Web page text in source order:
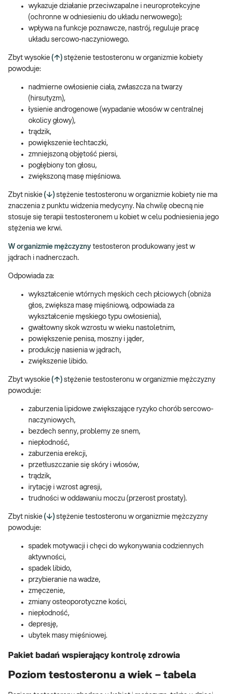
wykazuje działanie przeciwzapalne i neuroprotekcyjne
(ochronne w odniesieniu do układu nerwowego);
wpływa na funkcje poznawcze, nastrój, reguluje pracę
układu sercowo-naczyniowego.
Zbyt wysokie (↑) stężenie testosteronu w organizmie kobiety
powoduje:
nadmierne owłosienie ciała, zwłaszcza na twarzy
(hirsutyzm),
łysienie androgenowe (wypadanie włosów w centralnej
okolicy głowy),
trądzik,
powiększenie łechtaczki,
zmniejszoną objętość piersi,
pogłębiony ton głosu,
zwiększoną masę mięśniowa.
Zbyt niskie (↓) stężenie testosteronu w organizmie kobiety nie ma
znaczenia z punktu widzenia medycyny. Na chwilę obecną nie
stosuje się terapii testosteronem u kobiet w celu podniesienia jego
stężenia we krwi.
W organizmie mężczyzny testosteron produkowany jest w
jądrach i nadnerczach.
Odpowiada za:
wykształcenie wtórnych męskich cech płciowych (obniża
głos, zwiększa masę mięśniową, odpowiada za
wykształcenie męskiego typu owłosienia),
gwałtowny skok wzrostu w wieku nastoletnim,
powiększenie penisa, moszny i jąder,
produkcję nasienia w jądrach,
zwiększenie libido.
Zbyt wysokie (↑) stężenie testosteronu w organizmie mężczyzny
powoduje:
zaburzenia lipidowe zwiększające ryzyko chorób sercowo-
naczyniowych,
bezdech senny, problemy ze snem,
niepłodność,
zaburzenia erekcji,
przetłuszczanie się skóry i włosów,
trądzik,
irytację i wzrost agresji,
trudności w oddawaniu moczu (przerost prostaty).
Zbyt niskie (↓) stężenie testosteronu w organizmie mężczyzny
powoduje:
spadek motywacji i chęci do wykonywania codziennych
aktywności,
spadek libido,
przybieranie na wadze,
zmęczenie,
zmiany osteoporotyczne kości,
niepłodność,
depresję,
ubytek masy mięśniowej.
Pakiet badań wspierający kontrolę zdrowia
Poziom testosteronu a wiek – tabela